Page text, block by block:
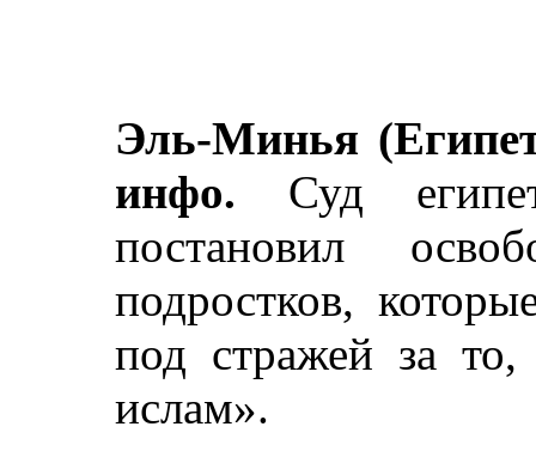
Эль-Минья
инфо. Суд
постановил
подростков,
под стражей за
ислам».